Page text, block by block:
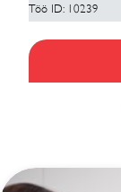
Töö ID: 10239